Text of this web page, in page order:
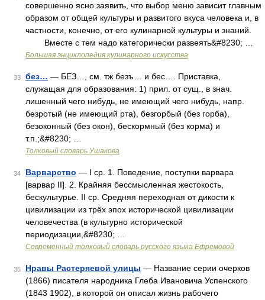
совершенно ясно заявить, что выбор меню зависит главным
образом от общей культуры и развитого вкуса человека и, в
частности, конечно, от его кулинарной культуры и знаний.
Вместе с тем надо категорически развеять&#8230; …
Большая энциклопедия кулинарного искусства
33 без… — БЕЗ…, см. тж безъ… и бес…. Приставка,
служащая для образования: 1) прил. от сущ., в знач.
лишенный чего нибудь, не имеющий чего нибудь, напр.
безротый (не имеющий рта), безгорбый (без горба),
безоконный (без окон), бескормный (без корма) и
т.п.;&#8230; …
Толковый словарь Ушакова
34 Варварство — I ср. 1. Поведение, поступки варвара
[варвар II]. 2. Крайняя бессмысленная жестокость,
бескультурье. II ср. Средняя переходная от дикости к
цивилизации из трёх эпох исторической цивилизации
человечества (в культурно исторической
периодизации,&#8230; …
Современный толковый словарь русского языка Ефремовой
35 Нравы Растеряевой улицы — Название серии очерков
(1866) писателя народника Глеба Ивановича Успенского
(1843 1902), в которой он описал жизнь рабочего